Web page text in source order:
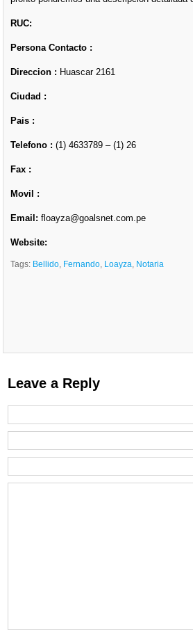
RUC:
Persona Contacto :
Direccion : Huascar 2161
Ciudad :
Pais :
Telefono : (1) 4633789 – (1) 26
Fax :
Movil :
Email: floayza@goalsnet.com.pe
Website:
Tags: Bellido, Fernando, Loayza, Notaria
Leave a Reply